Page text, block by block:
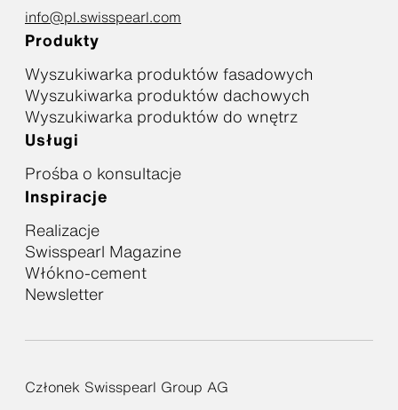
info@pl.swisspearl.com
Produkty
Wyszukiwarka produktów fasadowych
Wyszukiwarka produktów dachowych
Wyszukiwarka produktów do wnętrz
Usługi
Prośba o konsultacje
Inspiracje
Realizacje
Swisspearl Magazine
Włókno-cement
Newsletter
Członek Swisspearl Group AG